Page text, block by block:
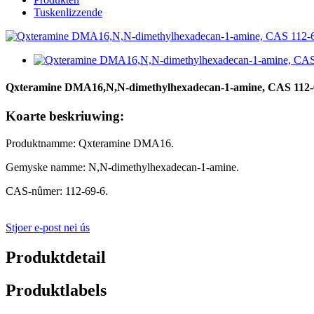
Tuskenlizzende
Qxteramine DMA16,N,N-dimethylhexadecan-1-amine, CAS
Koarte beskriuwing:
Produktnamme: Qxteramine DMA16.
Gemyske namme: N,N-dimethylhexadecan-1-amine.
CAS-nûmer: 112-69-6.
Stjoer e-post nei ús
Produktdetail
Produktlabels